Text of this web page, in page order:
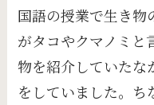
国語の授業で生き物
がタコやクマノミと
物を紹介していたな
をしていました。ち